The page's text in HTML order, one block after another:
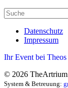
Datenschutz
Impressum
Ihr Event bei
© 2026
System & Betreuung: